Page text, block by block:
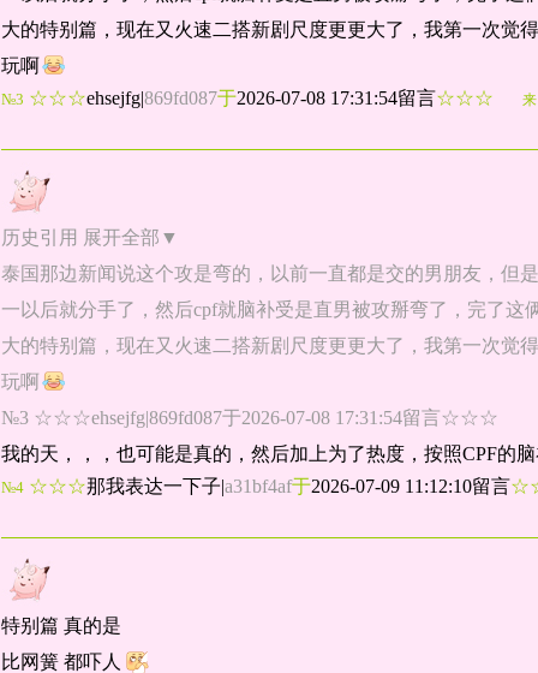
大的特别篇，现在又火速二搭新剧尺度更更大了，我第一次觉
玩啊
№3 ☆☆☆ehsejfg|869fd087于2026-07-08 17:31:54留言☆☆☆
历史引用 展开全部▼
泰国那边新闻说这个攻是弯的，以前一直都是交的男朋友，但
一以后就分手了，然后cpf就脑补受是直男被攻掰弯了，完了
大的特别篇，现在又火速二搭新剧尺度更更大了，我第一次觉
玩啊
№3 ☆☆☆ehsejfg|869fd087于2026-07-08 17:31:54留言☆☆☆
我的天，，，也可能是真的，然后加上为了热度，按照CPF的
№4 ☆☆☆那我表达一下子|a31bf4af于2026-07-09 11:12:10留言
特别篇 真的是
比网簧 都吓人